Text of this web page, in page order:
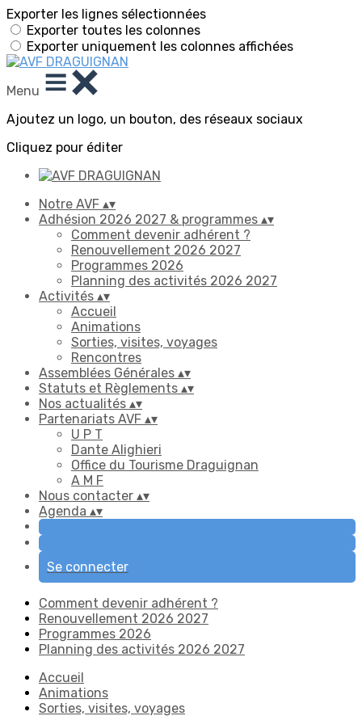
Exporter les lignes sélectionnées
Exporter toutes les colonnes
Exporter uniquement les colonnes affichées
Menu
Ajoutez un logo, un bouton, des réseaux sociaux
Cliquez pour éditer
Notre AVF ▴▾
Adhésion 2026 2027 & programmes ▴▾
Comment devenir adhérent ?
Renouvellement 2026 2027
Programmes 2026
Planning des activités 2026 2027
Activités ▴▾
Accueil
Animations
Sorties, visites, voyages
Rencontres
Assemblées Générales ▴▾
Statuts et Règlements ▴▾
Nos actualités ▴▾
Partenariats AVF ▴▾
U P T
Dante Alighieri
Office du Tourisme Draguignan
A M F
Nous contacter ▴▾
Agenda ▴▾
Se connecter
Comment devenir adhérent ?
Renouvellement 2026 2027
Programmes 2026
Planning des activités 2026 2027
Accueil
Animations
Sorties, visites, voyages